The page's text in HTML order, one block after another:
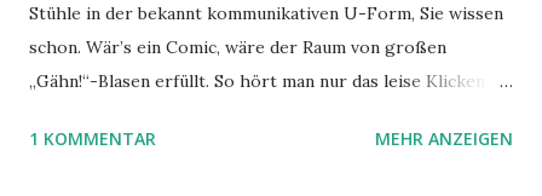
Stühle in der bekannt kommunikativen U-Form, Sie wissen
schon. Wär’s ein Comic, wäre der Raum von großen
„Gähn!“-Blasen erfüllt. So hört man nur das leise Klicken
1 KOMMENTAR MEHR ANZEIGEN